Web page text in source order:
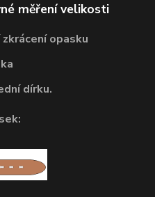
měření velikosti
zkrácení opasku
dírku.